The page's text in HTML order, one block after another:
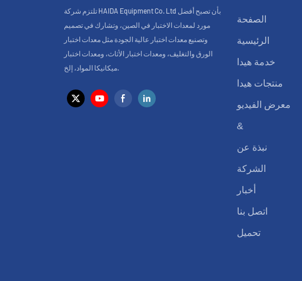
تلتزم شركة HAIDA Equipment Co. Ltd بأن تصبح أفضل
مورد لمعدات الاختبار في الصين، وتشارك في تصميم
وتصنيع معدات اختبار عالية الجودة مثل معدات اختبار
الورق والتغليف، ومعدات اختبار الأثاث، ومعدات اختبار
ميكانيكا المواد، إلخ.
الصفحة
الرئيسية
خدمة هيدا
منتجات هيدا
معرض الفيديو
&
نبذة عن
الشركة
أخبار
اتصل بنا
تحميل